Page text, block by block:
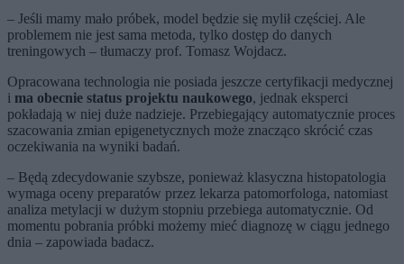
– Jeśli mamy mało próbek, model będzie się mylił częściej. Ale
problemem nie jest sama metoda, tylko dostęp do danych
treningowych – tłumaczy prof. Tomasz Wojdacz.
Opracowana technologia nie posiada jeszcze certyfikacji medycznej
i ma obecnie status projektu naukowego, jednak eksperci
pokładają w niej duże nadzieje. Przebiegający automatycznie proces
szacowania zmian epigenetycznych może znacząco skrócić czas
oczekiwania na wyniki badań.
– Będą zdecydowanie szybsze, ponieważ klasyczna histopatologia
wymaga oceny preparatów przez lekarza patomorfologa, natomiast
analiza metylacji w dużym stopniu przebiega automatycznie. Od
momentu pobrania próbki możemy mieć diagnozę w ciągu jednego
dnia – zapowiada badacz.